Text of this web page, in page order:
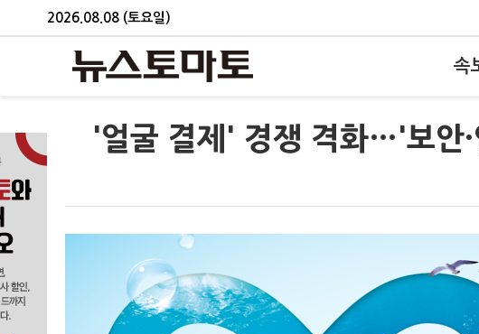
2026.08.08 (토요일)
속
'얼굴 결제' 경쟁 격화…'보안·